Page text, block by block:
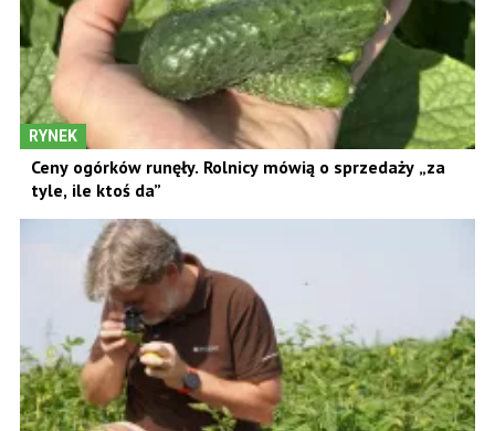
RYNEK
Ceny ogórków runęły. Rolnicy mówią o sprzedaży „za
tyle, ile ktoś da”